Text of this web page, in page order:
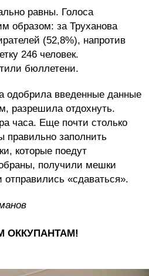
равны. Голоса
образом: за Труханова
(52,8%), напротив
246 человек.
бюллетени.
одобрила введенные данные
разрешила отдохнуть.
часа. Еще почти столько
правильно заполнить
которые поедут
получили мешки
«сдаваться».
ОККУПАНТАМ!